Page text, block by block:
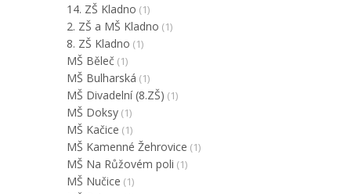
14. ZŠ Kladno (1)
2. ZŠ a MŠ Kladno (1)
8. ZŠ Kladno (1)
MŠ Běleč (1)
MŠ Bulharská (1)
MŠ Divadelní (8.ZŠ) (1)
MŠ Doksy (1)
MŠ Kačice (1)
MŠ Kamenné Žehrovice (1)
MŠ Na Růžovém poli (1)
MŠ Nučice (1)